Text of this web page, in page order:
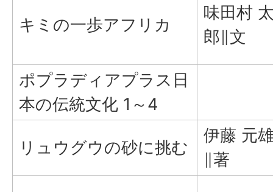
キミの一歩アフリカ
味田村
郎∥文
ポプラディアプラス日
本の伝統文化 1～4
リュウグウの砂に挑む
伊藤 元
∥著